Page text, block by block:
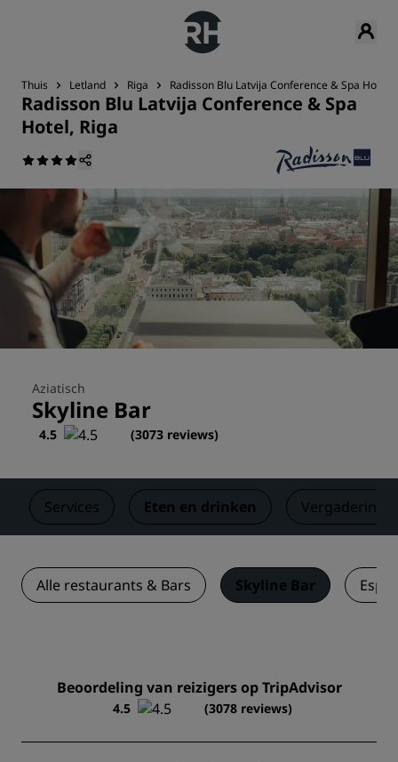
Thuis Letland Riga Radisson Blu Latvija Conference & Spa Hotel,
Radisson Blu Latvija Conference & Spa
Hotel, Riga
Aziatisch
Skyline Bar
4.5 (3073 reviews)
Services Eten en drinken
Alle restaurants & Bars Skyline Bar
Beoordeling van reizigers op TripAdvisor
4.5 (3078 reviews)